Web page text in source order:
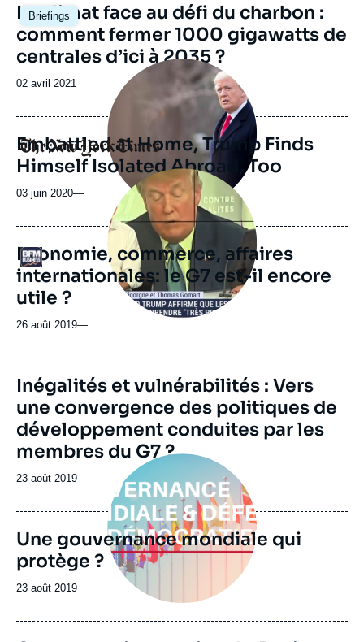
Briefings
Image
principale
Le climat face au défi du charbon :
comment fermer 1000 gigawatts de
centrales d’ici à 2035 ?
Date
publication
02 avril 2021
Logo
Image
principale
médiatique
Embattled at Home, Trump Finds
Himself Isolated Abroad, Too
03 juin 2020—
Logo
Image
principale
médiatique
Economie, commerce, affaires
internationales: le G7 est-il encore
utile ?
26 août 2019—
Image
de
couverture
de
la
publication
Inégalités et vulnérabilités : Vers
une convergence des politiques de
développement conduites par les
membres du G7 ?
Date
publication
23 août 2019
Image
principale
Une gouvernance mondiale qui
protège ?
Date
publication
23 août 2019